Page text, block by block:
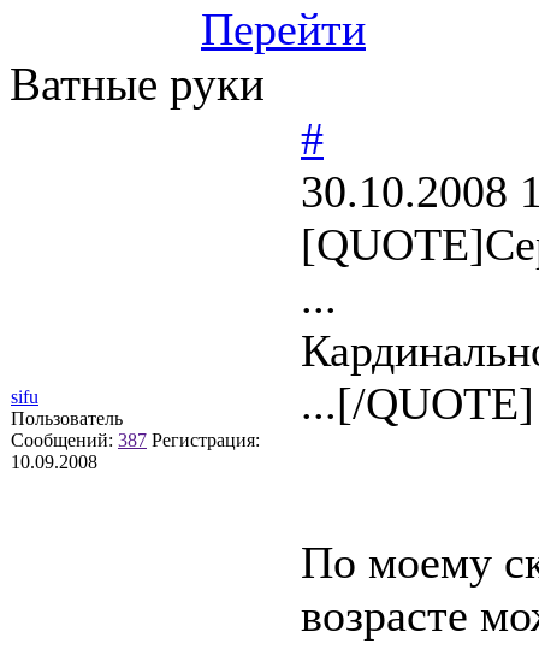
Перейти
Ватные руки
sifu
Пользователь
Сообщений: 387 Регистрация:
10.09.2008
#
30.10.2008
...
...[/QUOTE]
По моему
возрасте